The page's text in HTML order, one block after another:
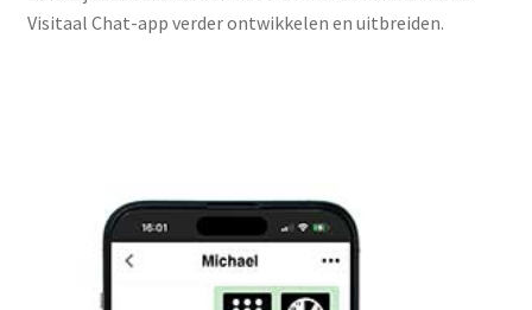
Visitaal Chat-app verder ontwikkelen en uitbreiden.